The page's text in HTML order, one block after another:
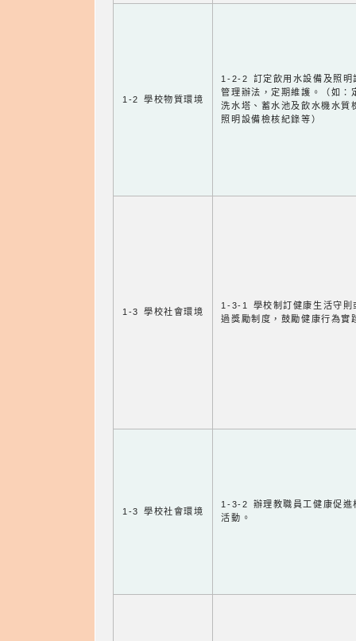
1-2 學校物質環境
1-2-2 訂定飲用水設備及照明
管理辦法，定期維護。（如：
洗水塔、蓄水池及飲水機水質
照明設備檢核紀錄等）
1-3 學校社會環境
1-3-1 學校制訂健康生活守則
過獎勵制度，鼓勵健康行為實
1-3 學校社會環境
1-3-2 辦理教職員工健康促進
活動。